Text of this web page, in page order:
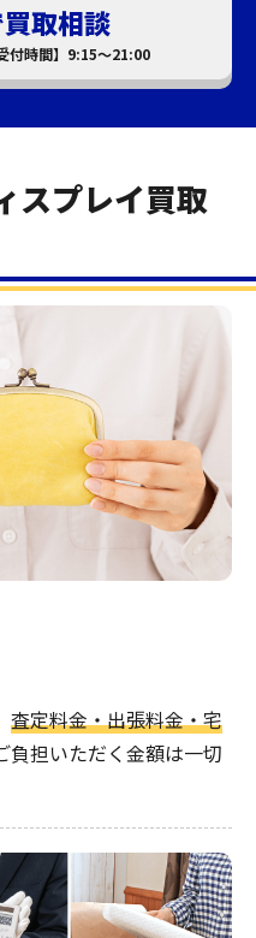
取相談
付時間】9:15～21:00
スプレイ買取
査定料金・出張料金・宅
負担いただく金額は一切